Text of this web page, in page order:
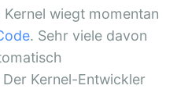
Kernel wiegt momentan
. Sehr viele davon
Der Kernel-Entwickler